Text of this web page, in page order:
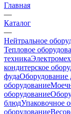
Главная
—
Каталог
—
Нейтральное
Тепловое
техника
кондитерское
фудаОборудование
оборудование
оборудование
блюдУпаковочное
оборудование